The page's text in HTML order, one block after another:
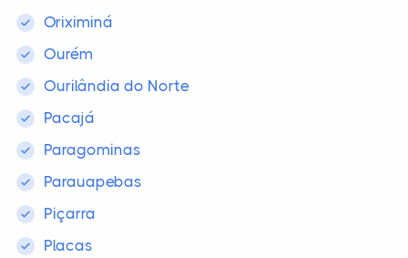
Oriximiná
Ourém
Ourilândia do Norte
Pacajá
Paragominas
Parauapebas
Piçarra
Placas